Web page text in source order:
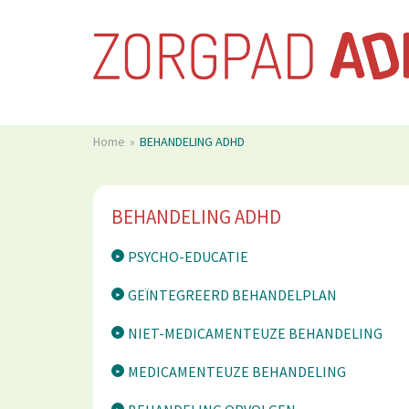
Home BEHANDELING ADHD
BEHANDELING ADHD
PSYCHO-EDUCATIE
GEÏNTEGREERD BEHANDELPLAN
NIET-MEDICAMENTEUZE BEHANDELING
MEDICAMENTEUZE BEHANDELING